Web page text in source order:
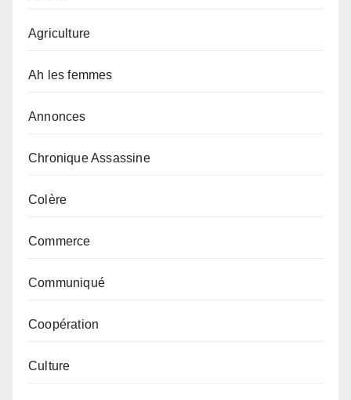
Agriculture
Ah les femmes
Annonces
Chronique Assassine
Colère
Commerce
Communiqué
Coopération
Culture